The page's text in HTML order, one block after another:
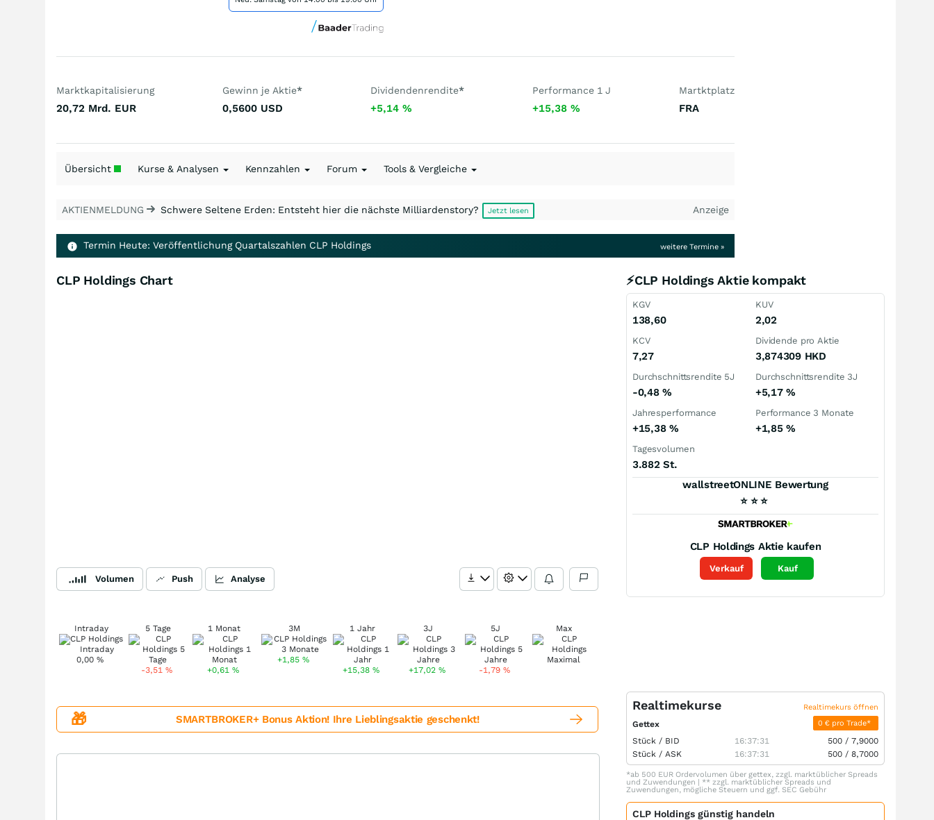
Marktkapitalisierung
20,72 Mrd. EUR
Gewinn je Aktie*
0,5600 USD
Dividendenrendite*
+5,14 %
Performance 1 J
+15,38 %
Martktplatz
FRA
Übersicht Kurse & Analysen Kennzahlen Forum Tools & Vergleiche
AKTIENMELDUNG Schwere Seltene Erden: Entsteht hier die nächste Milliardenstory? Jetzt lesen Anzeige
Termin Heute: Veröffentlichung Quartalszahlen CLP Holdings weitere Termine »
CLP Holdings Chart
Volumen Push Analyse
Intraday
0,00 %
5 Tage
-3,51 %
1 Monat
+0,61 %
3M
+1,85 %
1 Jahr
+15,38%
3J
+17,02 %
5J
-1,79 %
Max
⚡CLP Holdings Aktie kompakt
KGV
138,60
KUV
2,02
KCV
7,27
Dividende pro Aktie
3,874309 HKD
Durchschnittsrendite 5J
-0,48%
Durchschnittsrendite 3J
+5,17%
Jahresperformance
+15,38 %
Performance 3 Monate
+1,85%
Tagesvolumen
3.882 St.
wallstreetONLINE Bewertung
⭐ ⭐ ⭐
CLP Holdings Aktie kaufen
Verkauf Kauf
🎁 SMARTBROKER+ Bonus Aktion! Ihre Lieblingsaktie geschenkt!
Realtimekurse Realtimekurs öffnen
Gettex 0 € pro Trade*
Stück / BID 16:37:31 500 / 7,9000
Stück / ASK 16:37:31 500 / 8,7000
*ab 500 EUR Ordervolumen über gettex, zzgl. marktüblicher Spreads
und Zuwendungen | ** zzgl. marktüblicher Spreads und
Zuwendungen, mögliche Steuern und ggf. SEC Gebühr
CLP Holdings günstig handeln